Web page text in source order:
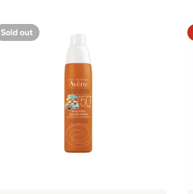
Sold out